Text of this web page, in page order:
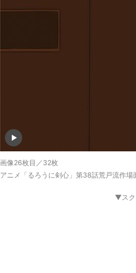
画像26枚目／32枚
アニメ「るろうに剣心」第38話荒戸流作場
▼スク